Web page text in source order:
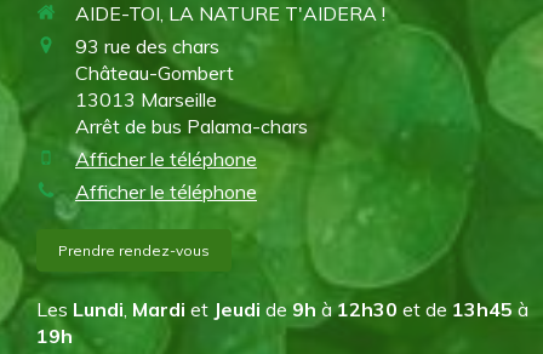
AIDE-TOI, LA NATURE T'AIDERA !
93 rue des chars
Château-Gombert
13013 Marseille
Arrêt de bus Palama-chars
Afficher le téléphone
Afficher le téléphone
Prendre rendez-vous
Les Lundi, Mardi et Jeudi de 9h à12h30 et de 13h45 à
19h